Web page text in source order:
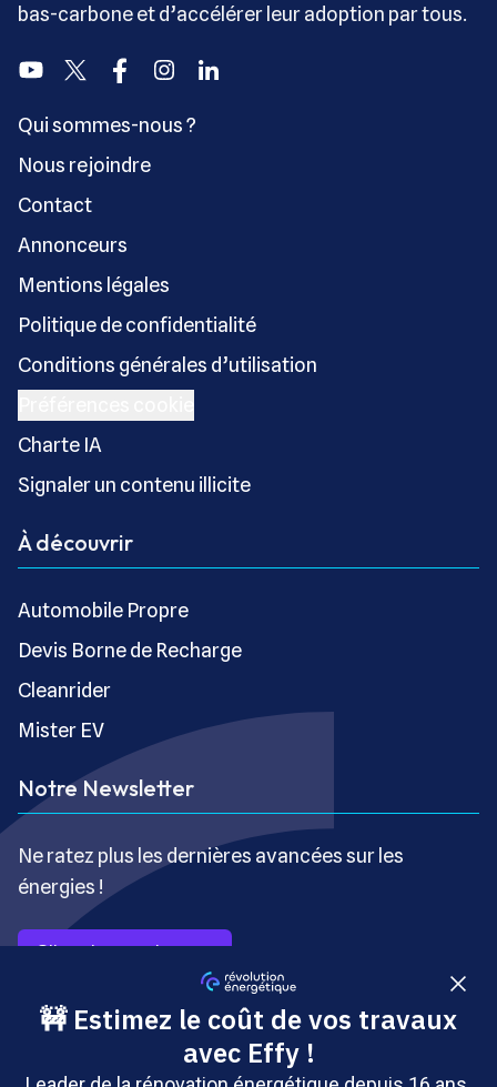
bas-carbone et d’accélérer leur adoption par tous.
YoutubeTwitter FacebookInstagramLinkedin
Qui sommes-nous ?
Nous rejoindre
Contact
Annonceurs
Mentions légales
Politique de confidentialité
Conditions générales d’utilisation
Charte IA
Signaler un contenu illicite
À découvrir
Automobile Propre
Devis Borne de Recharge
Cleanrider
Mister EV
Notre Newsletter
Ne ratez plus les dernières avancées sur les
énergies !
S’inscrire gratuitement
Copyright © Révolution Énergétique - Tous droits réservés
- Site édité par Saabre SAS, une société du groupe